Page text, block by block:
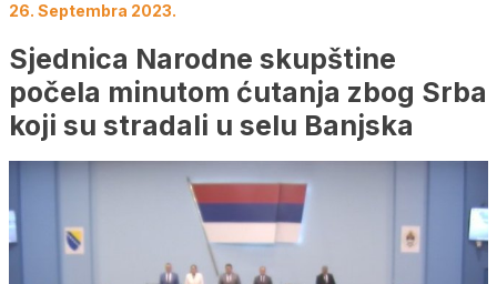
26. Septembra 2023.
Sjednica Narodne skupštine
počela minutom ćutanja zbog Srba
koji su stradali u selu Banjska